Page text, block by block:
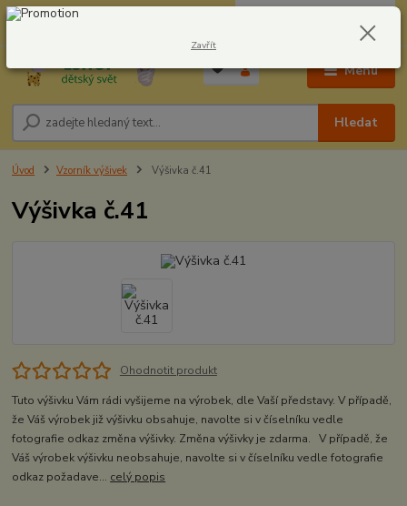
Menu
Hledat
604278943 0,00 Kč
Úvod Vzorník výšivek Výšivka č.41
Výšivka č.41
Ohodnotit produkt
Tuto výšivku Vám rádi vyšijeme na výrobek, dle Vaší představy. V případě,
že Váš výrobek již výšivku obsahuje, navolte si v číselníku vedle
fotografie odkaz změna výšivky. Změna výšivky je zdarma. V případě, že
Váš výrobek výšivku neobsahuje, navolte si v číselníku vedle fotografie
odkaz požadave... celý popis
Zavřít